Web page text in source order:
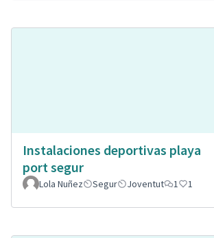
Instalaciones deportivas playa
port segur
Lola Nuñez Segur Joventut 1 1